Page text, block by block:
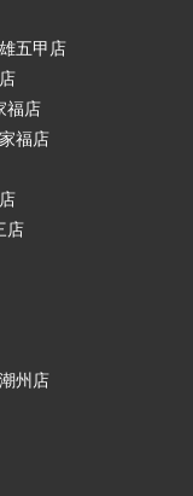
五甲店
福店
福店
店
州店